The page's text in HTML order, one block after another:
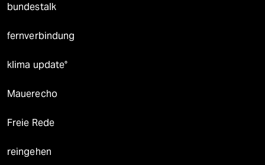
bundestalk
fernverbindung
klima update°
Mauerecho
Freie Rede
reingehen